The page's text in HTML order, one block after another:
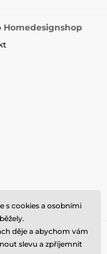
Homedesignshop
s cookies a osobními
děje a abychom vám
slevu a zpříjemnit